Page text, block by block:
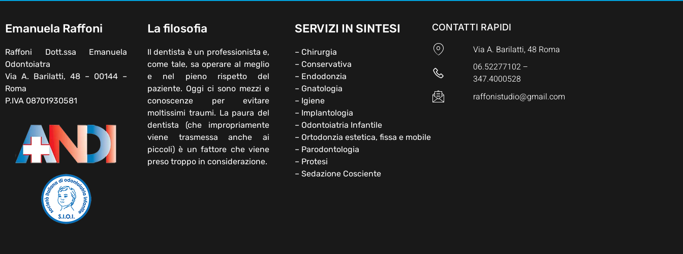
PRENOTA SUBITO
Prenota subito il tuo appuntamento o richiedi
una consulenza. Non esitare.
Clicca qui
Emanuela Raffoni
Raffoni Dott.ssa Emanuela
Odontoiatra
Via A. Barilatti, 48 – 00144 –
Roma
P.IVA 08701930581
La filosofia
Il dentista è un professionista e,
come tale, sa operare al meglio
e nel pieno rispetto del
paziente. Oggi ci sono mezzi e
conoscenze per evitare
moltissimi traumi. La paura del
dentista (che impropriamente
viene trasmessa anche ai
piccoli) è un fattore che viene
preso troppo in considerazione.
SERVIZI IN SINTESI
– Chirurgia
– Conservativa
– Endodonzia
– Gnatologia
– Igiene
– Implantologia
– Odontoiatria Infantile
– Ortodonzia estetica, fissa e mobile
– Parodontologia
– Protesi
– Sedazione Cosciente
CONTATTI RAPIDI
Via A. Barilatti, 48 Roma
06.52277102 –
347.4000528
raffonistudio@gmail.com